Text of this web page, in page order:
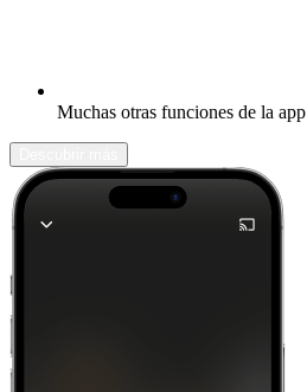
Muchas otras funciones de la app